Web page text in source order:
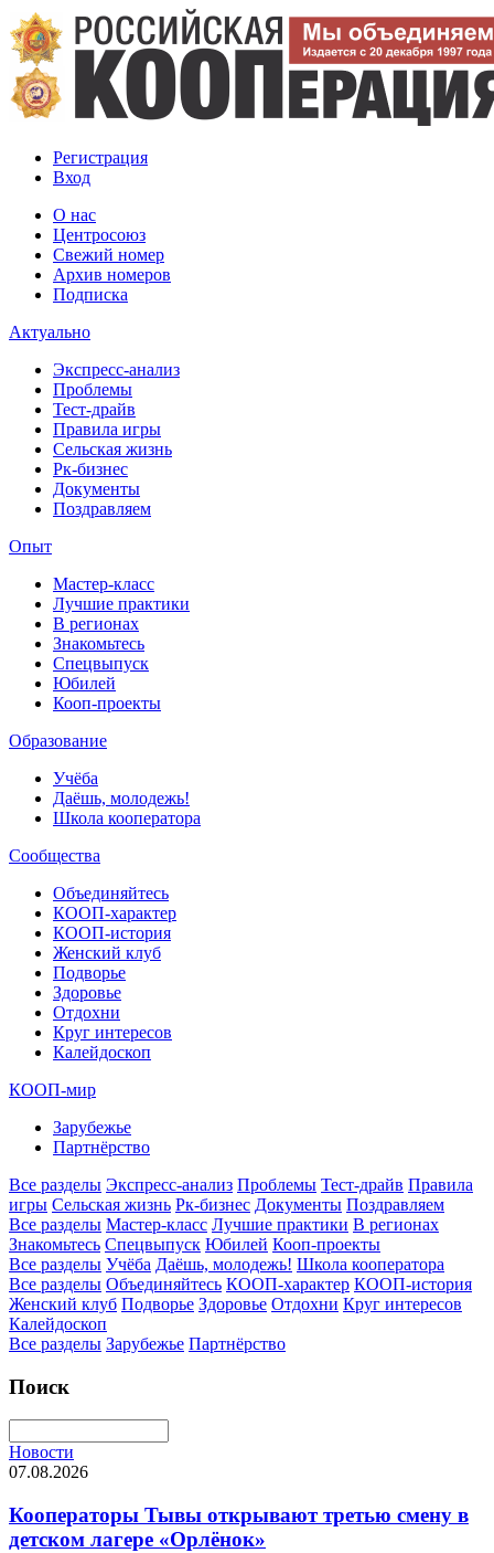
Регистрация
Вход
О нас
Центросоюз
Свежий номер
Архив номеров
Подписка
Актуально
Экспресс-анализ
Проблемы
Тест-драйв
Правила игры
Сельская жизнь
Рк-бизнес
Документы
Поздравляем
Опыт
Мастер-класс
Лучшие практики
В регионах
Знакомьтесь
Спецвыпуск
Юбилей
Кооп-проекты
Образование
Учёба
Даёшь, молодежь!
Школа кооператора
Сообщества
Объединяйтесь
КООП-характер
КООП-история
Женский клуб
Подворье
Здоровье
Отдохни
Круг интересов
Калейдоскоп
КООП-мир
Зарубежье
Партнёрство
Все разделы Экспресс-анализ Проблемы Тест-драйв Правила
игры Сельская жизнь Рк-бизнес Документы Поздравляем
Все разделы Мастер-класс Лучшие практики В регионах
Знакомьтесь Спецвыпуск Юбилей Кооп-проекты
Все разделы Учёба Даёшь, молодежь! Школа кооператора
Все разделы Объединяйтесь КООП-характер КООП-история
Женский клуб Подворье Здоровье Отдохни Круг интересов
Калейдоскоп
Все разделы Зарубежье Партнёрство
Поиск
Новости
07.08.2026
Кооператоры Тывы открывают третью смену в
детском лагере «Орлёнок»